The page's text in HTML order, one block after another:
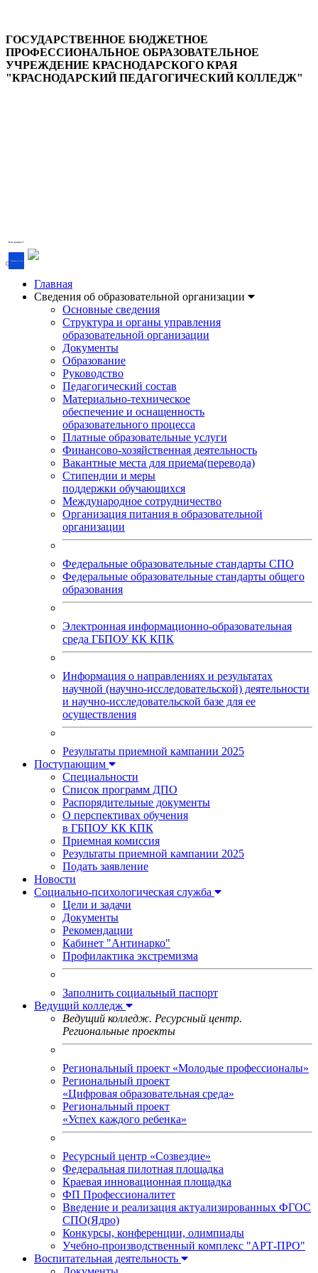
ГОСУДАРСТВЕННОЕ БЮДЖЕТНОЕ
ПРОФЕССИОНАЛЬНОЕ ОБРАЗОВАТЕЛЬНОЕ
УЧРЕЖДЕНИЕ КРАСНОДАРСКОГО КРАЯ
"КРАСНОДАРСКИЙ ПЕДАГОГИЧЕСКИЙ КОЛЛЕДЖ"
Есть вопрос?
Напишите об этом
Главная
Сведения об образовательной организации
Основные сведения
Структура и органы управления
образовательной организации
Документы
Образование
Руководство
Педагогический состав
Материально-техническое
обеспечение и оснащенность
образовательного процесса
Платные образовательные услуги
Финансово-хозяйственная деятельность
Вакантные места для приема(перевода)
Стипендии и меры
поддержки обучающихся
Международное сотрудничество
Организация питания в образовательной
организации
Федеральные образовательные стандарты СПО
Федеральные образовательные стандарты общего
образования
Электронная информационно-образовательная
среда ГБПОУ КК КПК
Информация о направлениях и результатах
научной (научно-исследовательской) деятельности
и научно-исследовательской базе для ее
осуществления
Результаты приемной кампании 2025
Поступающим
Специальности
Список программ ДПО
Распорядительные документы
О перспективах обучения
в ГБПОУ КК КПК
Приемная комиссия
Результаты приемной кампании 2025
Подать заявление
Новости
Социально-психологическая служба
Цели и задачи
Документы
Рекомендации
Кабинет "Антинарко"
Профилактика экстремизма
Заполнить социальный паспорт
Ведущий колледж
Ведущий колледж. Ресурсный центр.
Региональные проекты
Региональный проект «Молодые профессионалы»
Региональный проект
«Цифровая образовательная среда»
Региональный проект
«Успех каждого ребенка»
Ресурсный центр «Созвездие»
Федеральная пилотная площадка
Краевая инновационная площадка
ФП Профессионалитет
Введение и реализация актуализированных ФГОС
СПО(Ядро)
Конкурсы, конференции, олимпиады
Учебно-производственный комплекс "АРТ-ПРО"
Воспитательная деятельность